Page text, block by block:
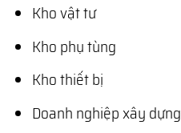
Kho vật tư
Kho phụ tùng
Kho thiết bị
Doanh nghiệp xây dựng